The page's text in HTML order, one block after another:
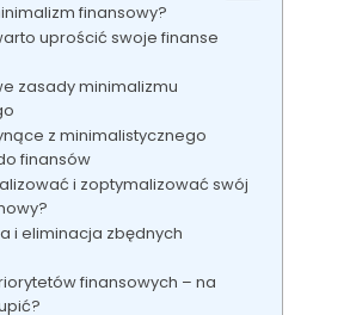
finansowy?
uprościć swoje finanse
zasady minimalizmu
z minimalistycznego
finansów
i zoptymalizować swój
i eliminacja zbędnych
finansowych – na